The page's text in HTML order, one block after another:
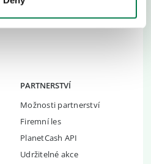
Incidenty při obnově
PARTNERSTVÍ
Možnosti partnerství
Firemní les
PlanetCash API
Udržitelné akce